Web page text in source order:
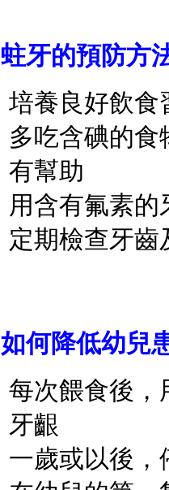
蛀牙的預防方
培養良好飲食
多吃含碘的食
有幫助
用含有氟素的
定期檢查牙
如何降低幼兒
每次餵食後，
牙齦
一歲或以後，